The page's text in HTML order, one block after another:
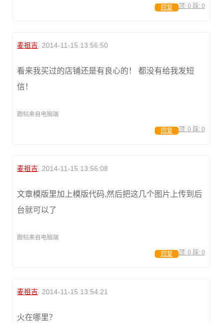
顶: 0 踩: 0
回复
麦祖吉 2014-11-15 13:56:50
看来我买过的店铺还是有良心的！ 都没有给我发短
信！
跟帖来自电脑端
顶: 0 踩: 0
回复
麦祖吉 2014-11-15 13:56:08
文章模版里加上模版代码,然后把这几个图片上传到后
台就可以了
跟帖来自电脑端
顶: 0 踩: 0
回复
麦祖吉 2014-11-15 13:54:21
火在哪里？